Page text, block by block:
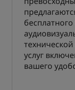
услуг
вашего